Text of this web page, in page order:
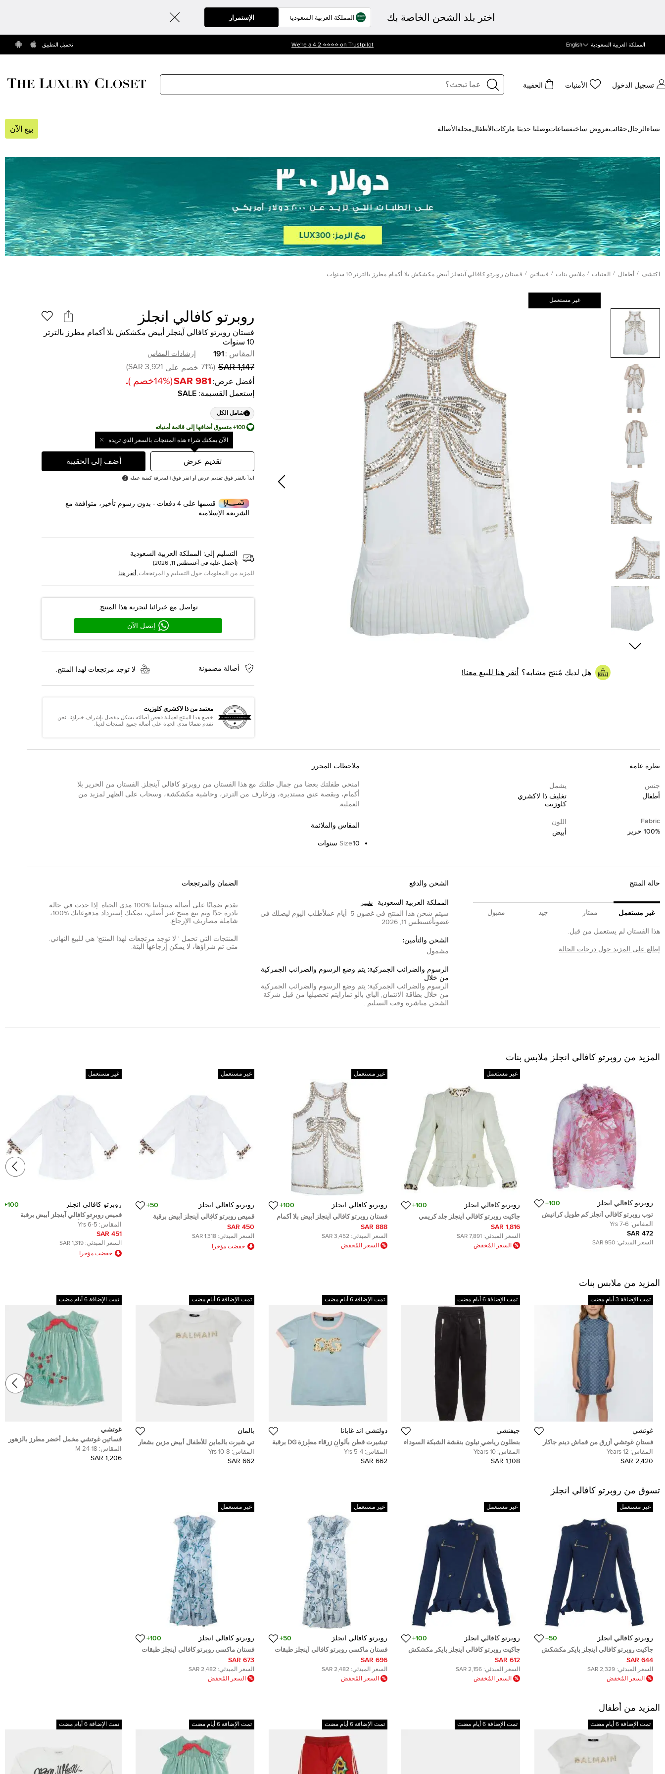
اختر بلد الشحن الخاصة بك الإستمرار
المملكة العربية السعودية English
We're a 4.2 ⭐⭐⭐⭐ on Trustpilot تحميل التطبيق
تسجيل الدخول الأمنيات الحقيبة
نساء الرجالحقائب‍عروض ساخنة‍ساعات‍وصلنا حديثا ‍ ماركات الأطفالمجلة الأصالة بيع الآن
اكتشف / أطفال / الفتيات / ملابس بنات / فساتين / فستان روبرتو كافالي آينجلز أبيض مكشكش بلا أكمام مطرز بالترتر 10 سنوات
غير مستعمل
هل لديك مُنتج مشابه؟ أنقر هنا للبيع معنا!
روبرتو كافالي انجلز
فستان روبرتو كافالي آينجلز أبيض مكشكش بلا أكمام مطرز بالترتر
10 سنوات
المقاس :
191 إرشادات المقاس
1,147 SAR
(
71% خصم على 3,921 SAR
)
أفضل عرض: 981 SAR
(
14% خصم )
.
إستعمل القسيمة:
SALE
شامل الكل
100+ متسوق أضافها إلى قائمة أمنياته
الآن يمكنك شراء هذه المنتجات بالسعر الذي تريده
تقديم عرض أضف إلى الحقيبة
ابدأ بالنقر فوق تقديم عرض أو انقر فوق i لمعرفة كيفية عمله
قسمها على 4 دفعات - بدون رسوم تأخير، متوافقة مع
الشريعة الإسلامية
التسليم إلى: المملكة العربية السعودية
( أحصل عليه في أغسطس 11, 2026
)
للمزيد من المعلومات حول التسليم و المرتجعات, أنقر هنا
تواصل مع خبرائنا لتجربة هذا المنتج.
إتصل الآن
أصالة مضمونة لا توجد مرتجعات لهذا المنتج.
معتمد من ذا لاكشري كلوزيت
خضع هذا المنتج لعملية فحص أصالته بشكل مفصل بإشراف خبراؤنا. نحن
نقدم ضمانًا مدى الحياة على أصالة جميع المنتجات لدينا.
نظرة عامة
جنس
أطفال
يشمل
تغليف ذا لاكشري
كلوزيت
Fabric
100% حرير
اللون
أبيض
ملاحظات المحرر
امنحي طفلتك بعضا من جمال طلتك مع هذا الفستان من روبرتو كافالي آينجلز. الفستان من الحرير بلا
أكمام، وبقصة عنق مستديرة، وزخارف من الترتر، وحاشية مكشكشة، وسحاب على الظهر لمزيد من
العملية.
المقاس والملائمة
Size:
10 سنوات
حالة المنتج
غير مستعمل ممتاز جيد مقبول
هذا الفستان لم يستعمل من قبل.
إطلع على المزيد حول درجات الحالة
الشحن والدفع
المملكة العربية السعودية تغيير
سيتم شحن هذا المنتج في غضون 5 أيام عملأطلب اليوم ليصلك في
غضونأغسطس 11, 2026
الشحن والتأمين:
مشمول
الرسوم والضرائب الجمركية: يتم وضع الرسوم والضرائب الجمركية
من خلال
الرسوم والضرائب الجمركية: يتم وضع الرسوم والضرائب الجمركية
من خلال بطاقة الائتمان الباي بالو تمارا يتم تحصيلها من قبل شركة
الشحن مباشرة وقت التسليم .
الضمان والمرتجعات
نقدم ضمانًا على أصالة منتجاتنا %100 مدى الحياة. إذا حدث في حالة
نادرة جدًا وتم بيع منتج غير أصلي، يمكنك إسترداد مدفوعاتك %100،
شاملة مصاريف الإرجاع.
المنتجات التي تحمل ' لا توجد مرتجعات لهذا المنتج' هي للبيع النهائي.
متى تم شراؤها، لا يمكن إرجاعها البتة.
المزيد من روبرتو كافالي انجلز ملابس بنات
روبرتو كافالي انجلز 100+
توب روبرتو كافالي أنجلز كم طويل كرانيش
ونقوش أزهار حرير وردي 6 سنوات
المقاس: 6-7 Yrs
472 SAR
السعر المبدئي: 950 SAR
غير مستعمل
روبرتو كافالي انجلز 100+
جاكيت روبرتو كافالي آينجلز جلد كريمي
مزين بكشكشة 12 سنة
1,816 SAR
السعر المبدئي: 7,891 SAR
السعر المُخفض
غير مستعمل
روبرتو كافالي انجلز 100+
فستان روبرتو كافالي آينجلز أبيض بلا أكمام
تطريز ترتر 14 سنة
888 SAR
السعر المبدئي: 3,452 SAR
السعر المُخفض
غير مستعمل
روبرتو كافالي انجلز 50+
قميص روبرتو كافالي آينجلز أبيض برقبة
بكرانيش وأزرار أمامية 8 سنوات
450 SAR
السعر المبدئي: 1,318 SAR
خفضت مؤخرا
غير مستعمل
روبرتو كافالي انجلز 100+
قميص روبرتو كافالي آينجلز أبيض برقبة
بكرانيش وأزرار أمامية 6 سنوات
المقاس: 5-6 Yrs
451 SAR
السعر المبدئي: 1,319 SAR
خفضت مؤخرا
المزيد من ملابس بنات
تمت الإضافة 3 أيام مضت
غوتشي
فستان غوتشي أزرق من قماش دينم جاكار
بدون أكمام بشعار مونوغرام مقاس 12 سنة
المقاس: 12 Years
2,420 SAR
تمت الإضافة 6 أيام مضت
جيفنشي
بنطلون رياضي نيلون بنقشة الشبكة السوداء
من جيفنشي للأطفال 10 سنوات
المقاس: 10 Years
1,108 SAR
تمت الإضافة 6 أيام مضت
دولتشي أند غابانا
تيشيرت قطن بألوان زرقاء مطرزة DG برقبة
سنوات
المقاس: 4-5 Yrs
662 SAR
تمت الإضافة 6 أيام مضت
بالمان
تي شيرت بالماين للأطفال أبيض مزين بشعار
قطني بأكمام قصيرة 8 سنوات
المقاس: 8-10 Yrs
662 SAR
تمت الإضافة 6 أيام مضت
غوتشي
فساتين غوتشي مخمل أخضر مطرز بالزهور
18-24 شهرًاالمقاس: 18-24 M
1,206 SAR
تسوق من روبرتو كافالي انجلز
غير مستعمل
روبرتو كافالي انجلز 50+
جاكيت روبرتو كافالي آينجلز بايكر مكشكش
أزرق كحلي 12 سنة
644 SAR
السعر المبدئي: 2,329 SAR
السعر المُخفض
غير مستعمل
روبرتو كافالي انجلز 100+
جاكيت روبرتو كافالي آينجلز بايكر مكشكش
أزرق كحلي 8 سنوات
612 SAR
السعر المبدئي: 2,156 SAR
السعر المُخفض
غير مستعمل
روبرتو كافالي انجلز 50+
فستان ماكسي روبرتو كافالي آينجلز طبقات
أبيض مطبوع 10 سنوات
696 SAR
السعر المبدئي: 2,482 SAR
السعر المُخفض
غير مستعمل
روبرتو كافالي انجلز 100+
فستان ماكسي روبرتو كافالي آينجلز طبقات
أبيض مطبوع 14 سنة
673 SAR
السعر المبدئي: 2,482 SAR
السعر المُخفض
المزيد من أطفال
تمت الإضافة 6 أيام مضت تمت الإضافة 6 أيام مضت تمت الإضافة 6 أيام مضت تمت الإضافة 6 أيام مضت تمت الإضافة 6 أيام مضت